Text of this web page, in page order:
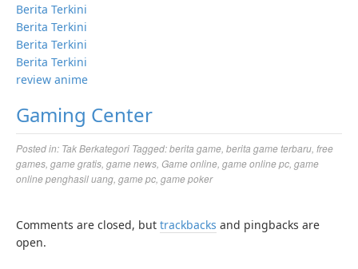
Berita Terkini
Berita Terkini
Berita Terkini
Berita Terkini
review anime
Gaming Center
Posted in: Tak Berkategori Tagged:berita game berita game terbaru free
games game gratis game news Game online game online pc game
online penghasil uang game pc game poker
Comments are closed, but trackbacks and pingbacks are
open.